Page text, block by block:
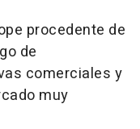
procedente de
de
comerciales y
muy